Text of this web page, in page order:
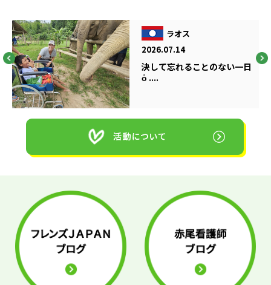
ラオス
2026.07.14
決して忘れることのない一日
ὁ ....